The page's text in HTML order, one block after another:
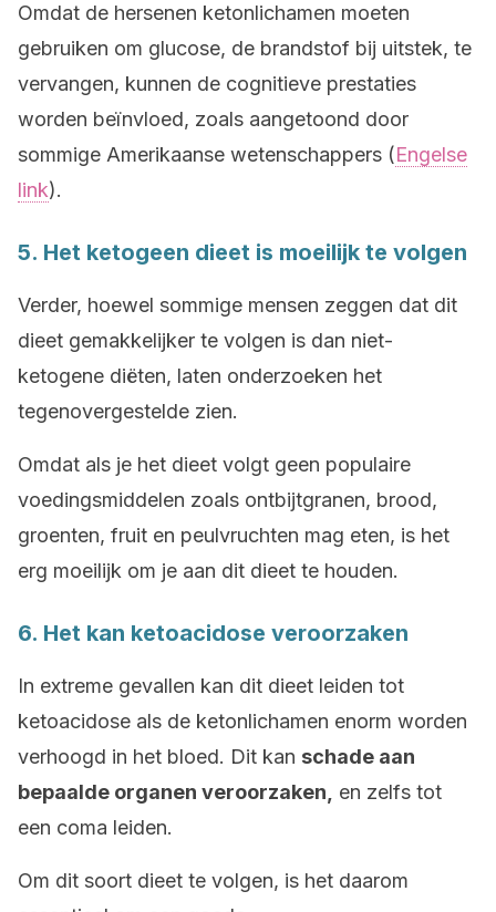
Omdat de hersenen ketonlichamen moeten
gebruiken om glucose, de brandstof bij uitstek, te
vervangen, kunnen de cognitieve prestaties
worden beïnvloed, zoals aangetoond door
sommige Amerikaanse wetenschappers (Engelse
link).
5. Het ketogeen dieet is moeilijk te volgen
Verder, hoewel sommige mensen zeggen dat dit
dieet gemakkelijker te volgen is dan niet-
ketogene diëten, laten onderzoeken het
tegenovergestelde zien.
Omdat als je het dieet volgt geen populaire
voedingsmiddelen zoals ontbijtgranen, brood,
groenten, fruit en peulvruchten mag eten, is het
erg moeilijk om je aan dit dieet te houden.
6. Het kan ketoacidose veroorzaken
In extreme gevallen kan dit dieet leiden tot
ketoacidose als de ketonlichamen enorm worden
verhoogd in het bloed. Dit kan schade aan
bepaalde organen veroorzaken,
en zelfs tot
een coma leiden.
Om dit soort dieet te volgen, is het daarom